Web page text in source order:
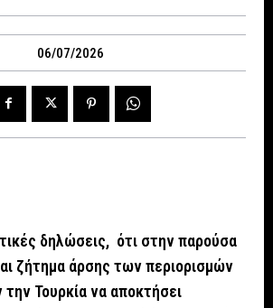
06/07/2026
δηλώσεις, ότι στην παρούσα
ζήτημα άρσης των περιορισμών
Τουρκία να αποκτήσει